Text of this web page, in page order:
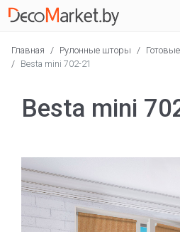
Главная / Рулонные шторы /
/ Besta mini 702-21
Besta mini